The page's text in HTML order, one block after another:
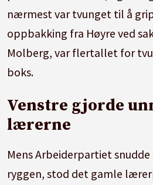
nærmest var tvunget til å
oppbakking fra Høyre ved
Molberg, var flertallet for
boks.
Venstre gjorde
lærerne
Mens Arbeiderpartiet
ryggen, stod det gamle